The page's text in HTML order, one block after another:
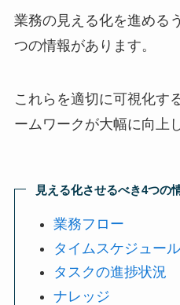
業務の見える化を進める
つの情報があります。
これらを適切に可視化す
ームワークが大幅に向上
見える化させるべき4つの
業務フロー
タイムスケジュール
タスクの進捗状況
ナレッジ